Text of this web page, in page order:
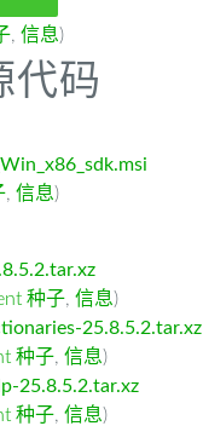
, 信息)
代码
, 信息)
种子, 信息)
25.8.5.2.tar.xz
种子, 信息)
25.8.5.2.tar.xz
种子, 信息)